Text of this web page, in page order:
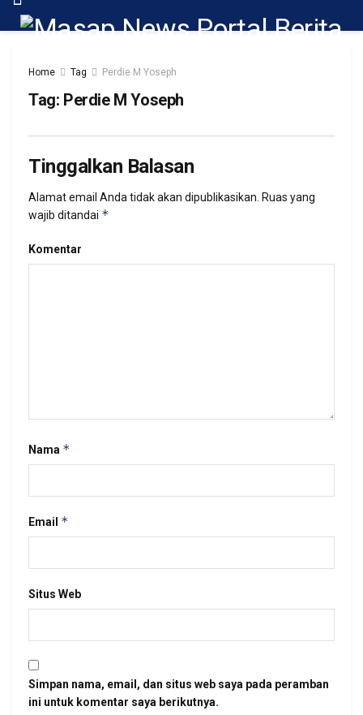
Home Tag Perdie M Yoseph
Tag: Perdie M Yoseph
Tinggalkan Balasan
Alamat email Anda tidak akan dipublikasikan. Ruas yang
wajib ditandai *
Komentar
Nama *
Email *
Situs Web
Simpan nama, email, dan situs web saya pada peramban
ini untuk komentar saya berikutnya.